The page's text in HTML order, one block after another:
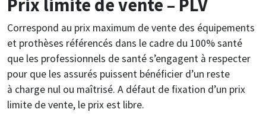
Correspond au prix maximum de vente des équipements
et prothèses référencés dans le cadre du 100% santé
que les professionnels de santé s’engagent à respecter
pour que les assurés puissent bénéficier d’un reste
à charge nul ou maîtrisé. A défaut de fixation d’un prix
limite de vente, le prix est libre.